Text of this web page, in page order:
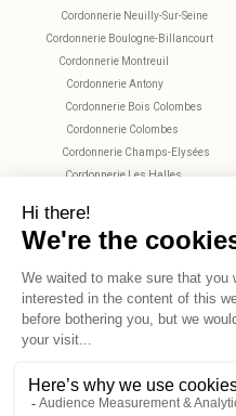
Cordonnerie Neuilly-Sur-Seine
Cordonnerie Boulogne-Billancourt
Cordonnerie Montreuil
Cordonnerie Antony
Cordonnerie Bois Colombes
Cordonnerie Colombes
Cordonnerie Champs-Elysées
Cordonnerie Les Halles
Cordonnerie Plaisance
Cordonnerie Rueil-Malmaison
© 2026 Reekom. All Rights
Hello,